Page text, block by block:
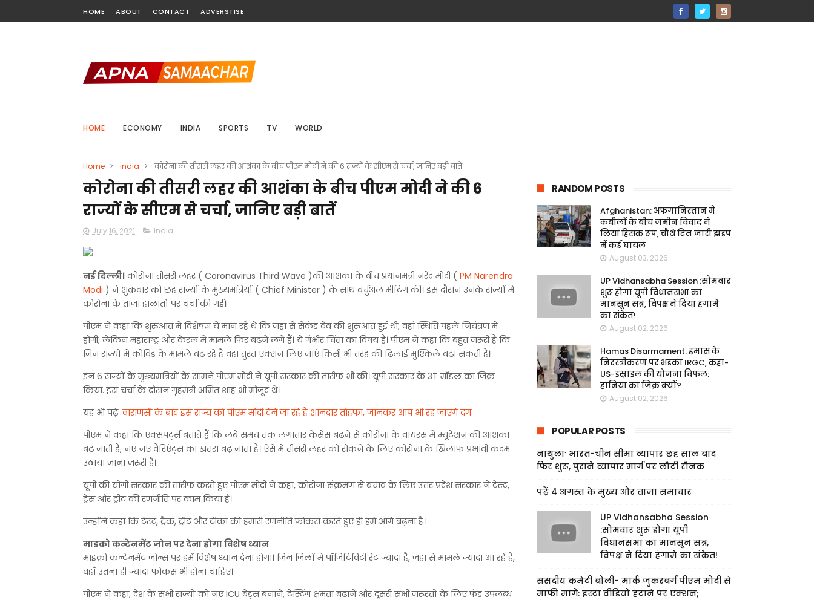
HOME ABOUT CONTACT ADVERSTISE
HOME ECONOMY INDIA SPORTS TV WORLD
Home > india > कोरोना की तीसरी लहर की आशंका के बीच पीएम मोदी ने की 6 राज्यों के सीएम से चर्चा, जानिए बड़ी बातें
कोरोना की तीसरी लहर की आशंका के बीच पीएम मोदी ने की 6
राज्यों के सीएम से चर्चा, जानिए बड़ी बातें
July 16, 2021 india
नई दिल्ली।कोरोना तीसरी लहर ( Coronavirus Third Wave )की आशंका के बीच प्रधानमंत्री नरेंद्र मोदी ( PM Narendra
Modi ) ने शुक्रवार को छह राज्यों के मुख्यमंत्रियों ( Chief Minister ) के साथ वर्चुअल मीटिंग की। इस दौरान उनके राज्यों में
कोरोना के ताजा हालातों पर चर्चा की गई।
पीएम ने कहा कि शुरुआत में विशेषज्ञ ये मान रहे थे कि जहां से सेकंड वेव की शुरुआत हुई थी, वहां स्थिति पहले नियंत्रण में
होगी, लेकिन महाराष्ट्र और केरल में मामले फिर बढ़ने लगे हैं। ये गंभीर चिंता का विषय है। पीएम ने कहा कि बहुत जरूरी है कि
जिन राज्यों में कोविड के मामले बढ़ रहे हैं वहां तुरंत एक्शन लिए जाएं किसी भी तरह की ढिलाई मुश्किलें बढ़ा सकती है।
इन 6 राज्यों के मुख्यमंत्रियों के सामने पीएम मोदी ने यूपी सरकार की तारीफ भी की। यूपी सरकार के 3T मॉडल का जिक्र
किया. इस चर्चा के दौरान गृहमंत्री अमित शाह भी मौजूद थे।
यह भी पढ़ेंःवाराणसी के बाद इस राज्य को पीएम मोदी देने जा रहे हैं शानदार तोहफा, जानकर आप भी रह जाएंगे दंग
पीएम ने कहा कि एक्सपर्ट्स बताते हैं कि लंबे समय तक लगातार केसेस बढ़ने से कोरोना के वायरस में म्यूटेशन की आशंका
बढ़ जाती है, नए नए वैरिएंट्स का खतरा बढ़ जाता है। ऐसे में तीसरी लहर को रोकने के लिए कोरोना के खिलाफ प्रभावी कदम
उठाया जाना जरूरी है।
यूपी की योगी सरकार की तारीफ करते हुए पीएम मोदी ने कहा, कोरोना संक्रमण से बचाव के लिए उत्तर प्रदेश सरकार ने टेस्ट,
ट्रेस और ट्रीट की रणनीति पर काम किया है।
उन्होंने कहा कि टेस्ट, ट्रैक, ट्रीट और टीका की हमारी रणनीति फोकस करते हुए ही हमें आगे बढ़ना है।
माइक्रो कन्टेनमेंट जोन पर देना होगा विशेष ध्यान
माइक्रो कन्टेनमेंट जोन्स पर हमें विशेष ध्यान देना होगा। जिन जिलों में पॉजिटिविटी रेट ज्यादा है, जहां से मामले ज्यादा आ रहे हैं,
वहाँ उतना ही ज्यादा फोकस भी होना चाहिए।
पीएम ने कहा, देश के सभी राज्यों को नए ICU बेड्स बनाने, टेस्टिंग क्षमता बढ़ाने और दूसरी सभी जरूरतों के लिए फंड उपलब्ध
RANDOM POSTS
Afghanistan: अफगानिस्तान में
कबीलों के बीच जमीन विवाद ने
लिया हिंसक रूप, चौथे दिन जारी झड़प
में कई घायल
August 03, 2026
UP Vidhansabha Session :सोमवार
शुरू होगा यूपी विधानसभा का
मानसून सत्र, विपक्ष ने दिया हंगामे
का संकेत!
August 02, 2026
Hamas Disarmament: हमास के
निरस्त्रीकरण पर भड़का IRGC, कहा-
US-इस्राइल की योजना विफल;
हानिया का जिक्र क्यों?
August 02, 2026
POPULAR POSTS
नाथुलाः भारत-चीन सीमा व्यापार छह साल बाद
फिर शुरू, पुराने व्यापार मार्ग पर लौटी रौनक
पढ़ें 4 अगस्त के मुख्य और ताजा समाचार
UP Vidhansabha Session
:सोमवार शुरू होगा यूपी
विधानसभा का मानसून सत्र,
विपक्ष ने दिया हंगामे का संकेत!
संसदीय कमेटी बोली- मार्क जुकरबर्ग पीएम मोदी से
माफी मांगें: इंस्टा वीडियो हटाने पर एक्शन;